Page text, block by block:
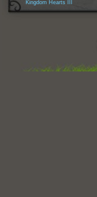
Kingdom Hearts III